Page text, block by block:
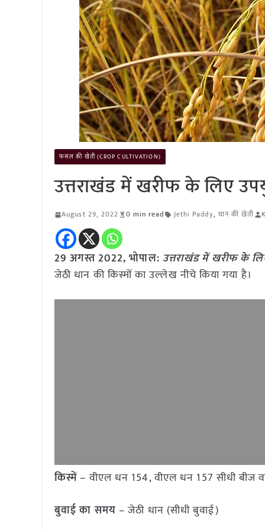
फसल की खेती (CROP CULTIVATION)
उत्तराखंड में खरीफ के लिए
August 29, 2022 0 min read Jethi Paddy, धान की खेती
29 अगस्त 2022, भोपाल: उत्तराखंड में खरीफ के
जेठी धान की किस्मों का उल्लेख नीचे किया गया है।
किस्में – वीएल धन 154, वीएल धन 157 सीधी बीज
बुवाई का समय – जेठी धान (सीधी बुवाई)